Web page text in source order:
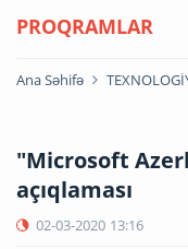
PROQRAMLAR
Ana Səhifə
"Microsoft
açıqlaması
02-03-2020 13:16